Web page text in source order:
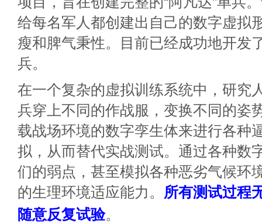
给每名军人都创建出自己的数字虚拟
瘦和脾气秉性。目前已经成功地开发
兵。
在一个复杂的虚拟训练系统中，研究
兵穿上不同的作战服，变换不同的姿
载战场环境的数字孪生体来进行各种
拟，从而替代实战测试。通过各种数
们的弱点，甚至模拟各种恶劣气候环
的生理环境适应能力。 所有测试过程
随意反复试验。